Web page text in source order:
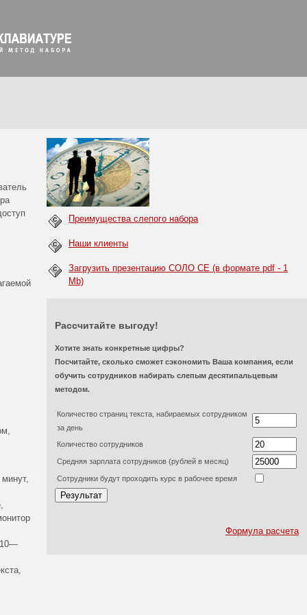
10—
Преимущества слепого набора
Наши клиенты
Загрузить презентацию СОЛО CE (в формате pdf - 1
Mb)
Рассчитайте выгоду!
Хотите знать конкретные цифры?
Посчитайте, сколько сможет сэкономить Ваша компания, если
обучить сотрудников набирать слепым десятипальцевым
методом.
Количество страниц текста, набираемых сотрудником
за день
Количество сотрудников
Средняя зарплата сотрудников (рублей в месяц)
Сотрудники будут проходить курс в рабочее время
Формула расчета